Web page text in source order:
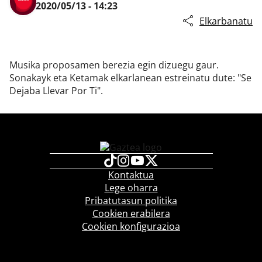
2020/05/13 - 14:23
Elkarbanatu
Musika proposamen berezia egin dizuegu gaur.
Sonakayk eta Ketamak elkarlanean estreinatu dute: "Se
Dejaba Llevar Por Ti".
Kontaktua
Lege oharra
Pribatutasun politika
Cookien erabilera
Cookien konfigurazioa